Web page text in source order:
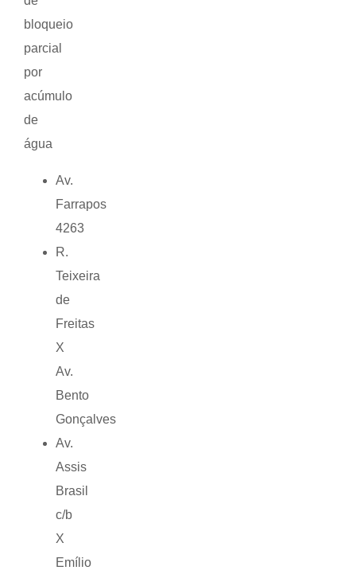
bloqueio
parcial
por
acúmulo
de
água
Av.
Farrapos
4263
R.
Teixeira
de
Freitas
X
Av.
Bento
Gonçalves
Av.
Assis
Brasil
c/b
X
Emílio